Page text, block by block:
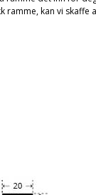
ramme, kan vi